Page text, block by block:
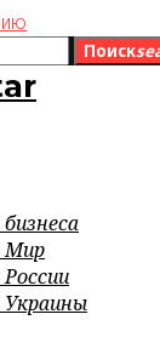
Поиск
Мир